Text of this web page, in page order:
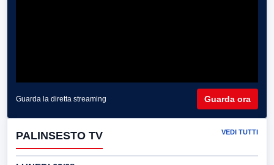
Guarda la diretta streaming Guarda ora
PALINSESTO TV VEDI TUTTI